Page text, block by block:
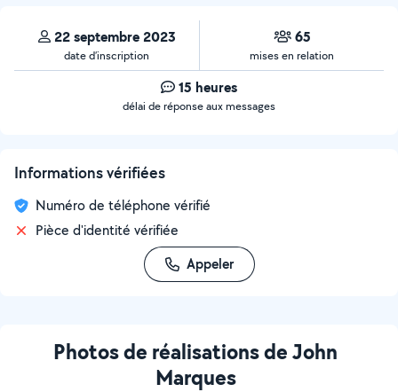
22 septembre 2023
date d’inscription
65
mises en relation
15 heures
délai de réponse aux messages
Informations vérifiées
Numéro de téléphone vérifié
Pièce d'identité vérifiée
Appeler
Photos de réalisations de John
Marques